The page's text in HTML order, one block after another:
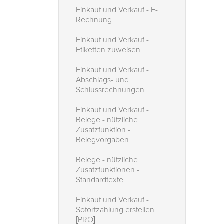
Einkauf und Verkauf - E-
Rechnung
Einkauf und Verkauf -
Etiketten zuweisen
Einkauf und Verkauf -
Abschlags- und
Schlussrechnungen
Einkauf und Verkauf -
Belege - nützliche
Zusatzfunktion -
Belegvorgaben
Belege - nützliche
Zusatzfunktionen -
Standardtexte
Einkauf und Verkauf -
Sofortzahlung erstellen
[PRO]